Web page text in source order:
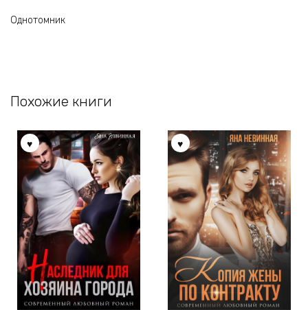
Однотомник
Похожие книги